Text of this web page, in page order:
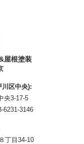
屋根塗装
区中央):
央3-17-5
6231-3146
丁目34-10